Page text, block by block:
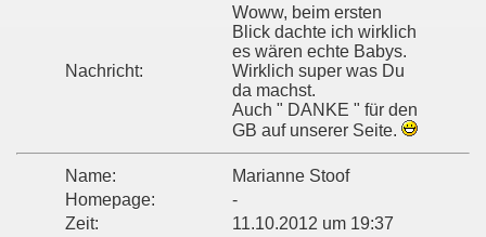
Nachricht:
Woww, beim ersten
Blick dachte ich wirklich
es wären echte Babys.
Wirklich super was Du
da machst.
Auch " DANKE " für den
GB auf unserer Seite.
Name:
Marianne Stoof
Homepage:
-
Zeit:
11.10.2012 um 19:37